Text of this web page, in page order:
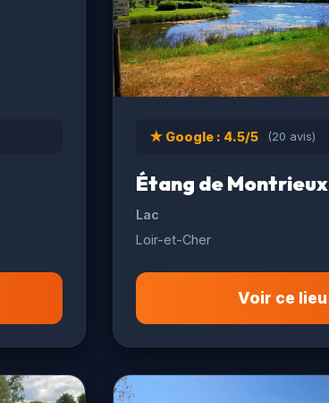
★ Google : 4.5/5 (20 avis)
Étang de Montrieux
Lac
Loir-et-Cher
Voir ce lieu